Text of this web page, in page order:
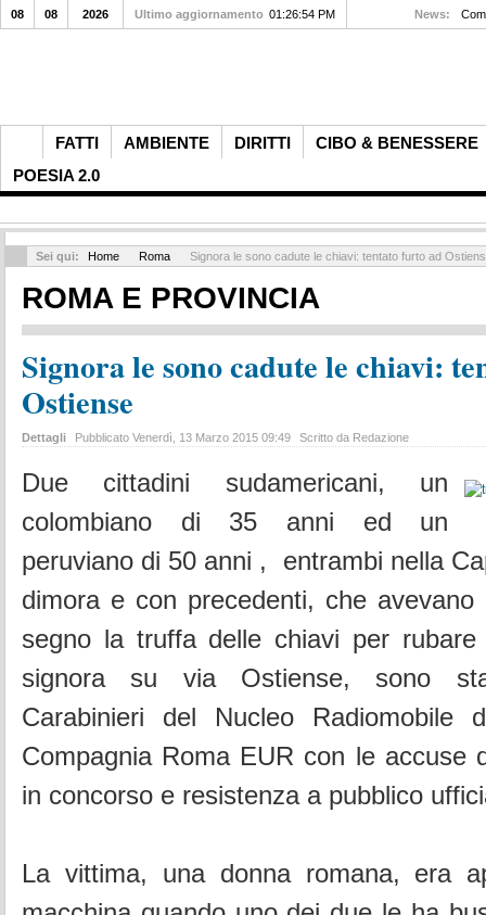
FATTI AMBIENTE DIRITTI
CIBO & BENESSERE
POESIA 2.0
08 08 2026 Ultimo aggiornamento 01:26:54 PM News:
Etna, l'attore Laganà: "Bloccato a
Sei qui: Home Roma Signora le sono cadute le chiavi: tentato furto ad
ROMA E PROVINCIA
Signora le sono cadute le chiavi:
Ostiense
Dettagli Pubblicato Venerdì, 13 Marzo 2015 09:49 Scritto da Redazione
Due cittadini sudamericani, un
colombiano di 35 anni ed un
peruviano di 50 anni , entrambi nella
dimora e con precedenti, che
segno la truffa delle chiavi per
signora su via Ostiense, sono
Carabinieri del Nucleo Radiomobile
Compagnia Roma EUR con le accuse
in concorso e resistenza a pubblico
La vittima, una donna romana, era